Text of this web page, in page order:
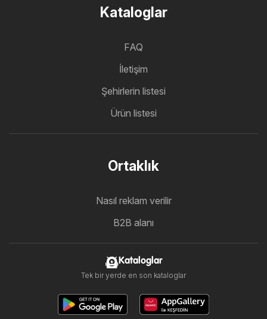
Kataloglar
FAQ
İletişim
Şehirlerin listesi
Ürün listesi
Ortaklık
Nasıl reklam verilir
B2B alanı
Kataloglar
Tek bir yerde en son kataloglar